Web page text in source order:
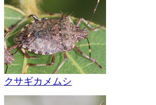
クサギカメムシ